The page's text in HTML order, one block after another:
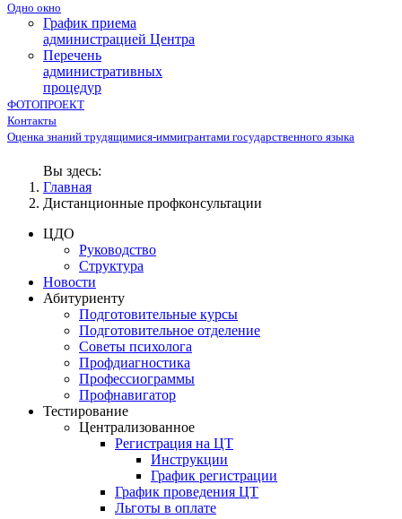
Одно окно
График приема
администрацией Центра
Перечень
административных
процедур
ФОТОПРОЕКТ
Контакты
Оценка знаний трудящимися-иммигрантами государственного языка
Вы здесь:
Главная
Дистанционные профконсультации
ЦДО
Руководство
Структура
Новости
Абитуриенту
Подготовительные курсы
Подготовительное отделение
Советы психолога
Профдиагностика
Профессиограммы
Профнавигатор
Тестирование
Централизованное
Регистрация на ЦТ
Инструкции
График регистрации
График проведения ЦТ
Льготы в оплате